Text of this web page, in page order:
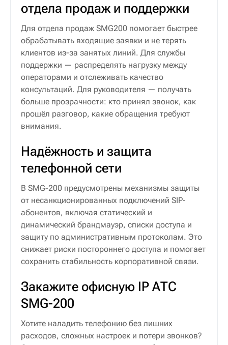
отдела продаж и поддержки
Для отдела продаж SMG200 помогает быстрее
обрабатывать входящие заявки и не терять
клиентов из-за занятых линий. Для службы
поддержки — распределять нагрузку между
операторами и отслеживать качество
консультаций. Для руководителя — получать
больше прозрачности: кто принял звонок, как
прошёл разговор, какие обращения требуют
внимания.
Надёжность и защита
телефонной сети
В SMG-200 предусмотрены механизмы защиты
от несанкционированных подключений SIP-
абонентов, включая статический и
динамический брандмауэр, списки доступа и
защиту по административным протоколам. Это
снижает риски постороннего доступа и помогает
сохранить стабильность корпоративной связи.
Закажите офисную IP АТС
SMG-200
Хотите наладить телефонию без лишних
расходов, сложных настроек и потери звонков?